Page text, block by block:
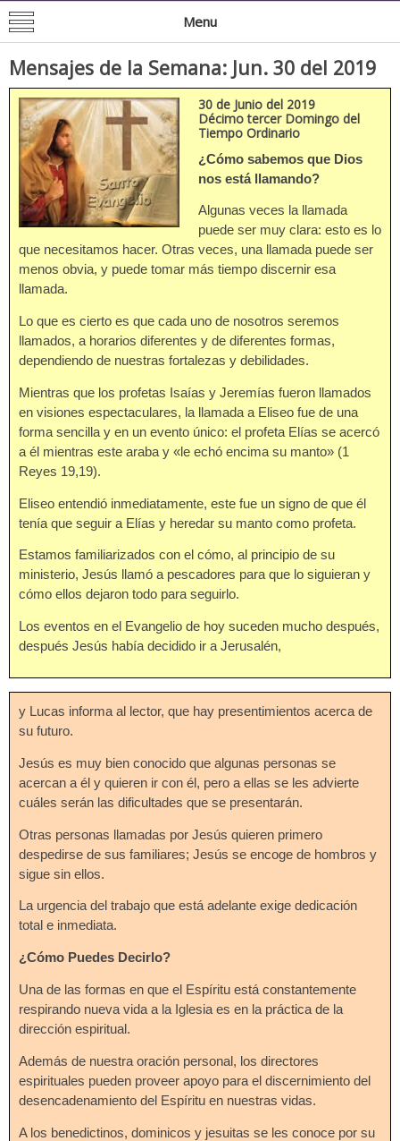
Mision de San Juan Bautista
Informacion General de la Mission
Menu
Mensajes de la Semana: Jun. 30 del 2019
30 de Junio del 2019
Décimo tercer Domingo del
Tiempo Ordinario
¿Cómo sabemos que Dios
nos está llamando?
Algunas veces la llamada
puede ser muy clara: esto es lo
que necesitamos hacer. Otras veces, una llamada puede ser
menos obvia, y puede tomar más tiempo discernir esa
llamada.
Lo que es cierto es que cada uno de nosotros seremos
llamados, a horarios diferentes y de diferentes formas,
dependiendo de nuestras fortalezas y debilidades.
Mientras que los profetas Isaías y Jeremías fueron llamados
en visiones espectaculares, la llamada a Eliseo fue de una
forma sencilla y en un evento único: el profeta Elías se acercó
a él mientras este araba y «le echó encima su manto» (1
Reyes 19,19).
Eliseo entendió inmediatamente, este fue un signo de que él
tenía que seguir a Elías y heredar su manto como profeta.
Estamos familiarizados con el cómo, al principio de su
ministerio, Jesús llamó a pescadores para que lo siguieran y
cómo ellos dejaron todo para seguirlo.
Los eventos en el Evangelio de hoy suceden mucho después,
después Jesús había decidido ir a Jerusalén,
y Lucas informa al lector, que hay presentimientos acerca de
su futuro.
Jesús es muy bien conocido que algunas personas se
acercan a él y quieren ir con él, pero a ellas se les advierte
cuáles serán las dificultades que se presentarán.
Otras personas llamadas por Jesús quieren primero
despedirse de sus familiares; Jesús se encoge de hombros y
sigue sin ellos.
La urgencia del trabajo que está adelante exige dedicación
total e inmediata.
¿Cómo Puedes Decirlo?
Una de las formas en que el Espíritu está constantemente
respirando nueva vida a la Iglesia es en la práctica de la
dirección espiritual.
Además de nuestra oración personal, los directores
espirituales pueden proveer apoyo para el discernimiento del
desencadenamiento del Espíritu en nuestras vidas.
A los benedictinos, dominicos y jesuitas se les conoce por su